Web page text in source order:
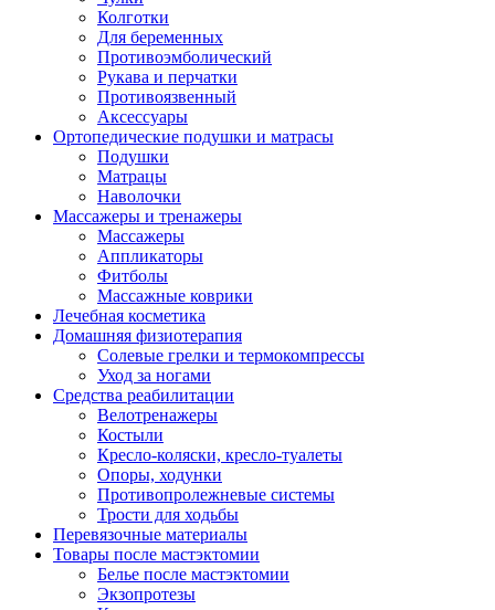
Колготки
Для беременных
Противоэмболический
Рукава и перчатки
Противоязвенный
Аксессуары
Ортопедические подушки и матрасы
Подушки
Матрацы
Наволочки
Массажеры и тренажеры
Массажеры
Аппликаторы
Фитболы
Массажные коврики
Лечебная косметика
Домашняя физиотерапия
Солевые грелки и термокомпрессы
Уход за ногами
Средства реабилитации
Велотренажеры
Костыли
Кресло-коляски, кресло-туалеты
Опоры, ходунки
Противопролежневые системы
Трости для ходьбы
Перевязочные материалы
Товары после мастэктомии
Белье после мастэктомии
Экзопротезы